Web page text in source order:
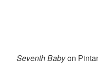
Seventh Babyon